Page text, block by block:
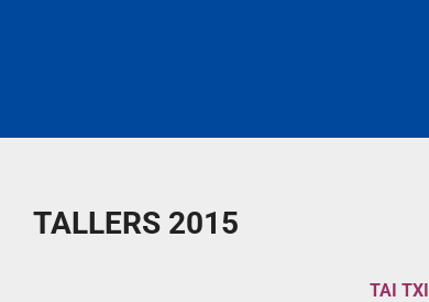
TALLERS 2015
TAI TXI